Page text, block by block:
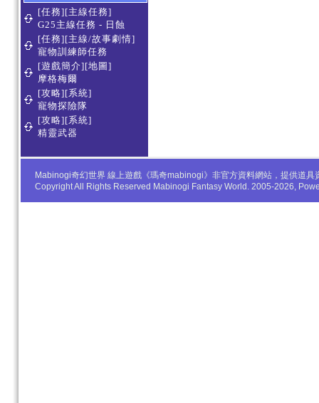
[任務][主線任務]
G25主線任務 - 日蝕
[任務][主線/故事劇情]
寵物訓練師任務
[遊戲簡介][地圖]
摩格梅爾
[攻略][系統]
寵物探險隊
[攻略][系統]
精靈武器
Mabinogi奇幻世界 線上遊戲《瑪奇mabinogi》非官方資料網站，提供道
Copyright All Rights Reserved Mabinogi Fantasy World. 2005-2026,